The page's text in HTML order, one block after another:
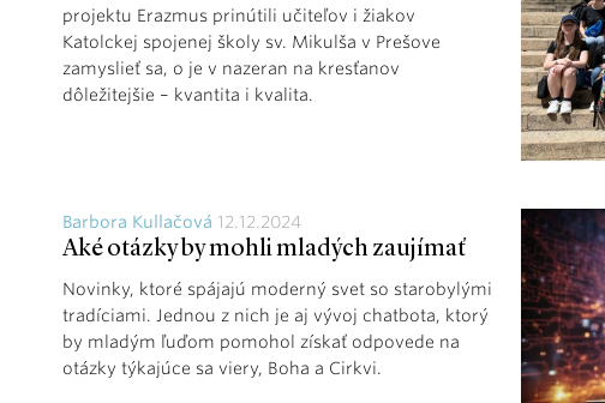
projektu Erazmus prinútili učiteľov i žiakov
Katolckej spojenej školy sv. Mikulša v Prešove
zamyslieť sa, o je v nazeran na kresťanov
dôležitejšie – kvantita i kvalita.
Barbora Kullačová 12.12.2024
Aké otázky by mohli mladých zaujímať
Novinky, ktoré spájajú moderný svet so starobylými
tradíciami. Jednou z nich je aj vývoj chatbota, ktorý
by mladým ľuďom pomohol získať odpovede na
otázky týkajúce sa viery, Boha a Cirkvi.